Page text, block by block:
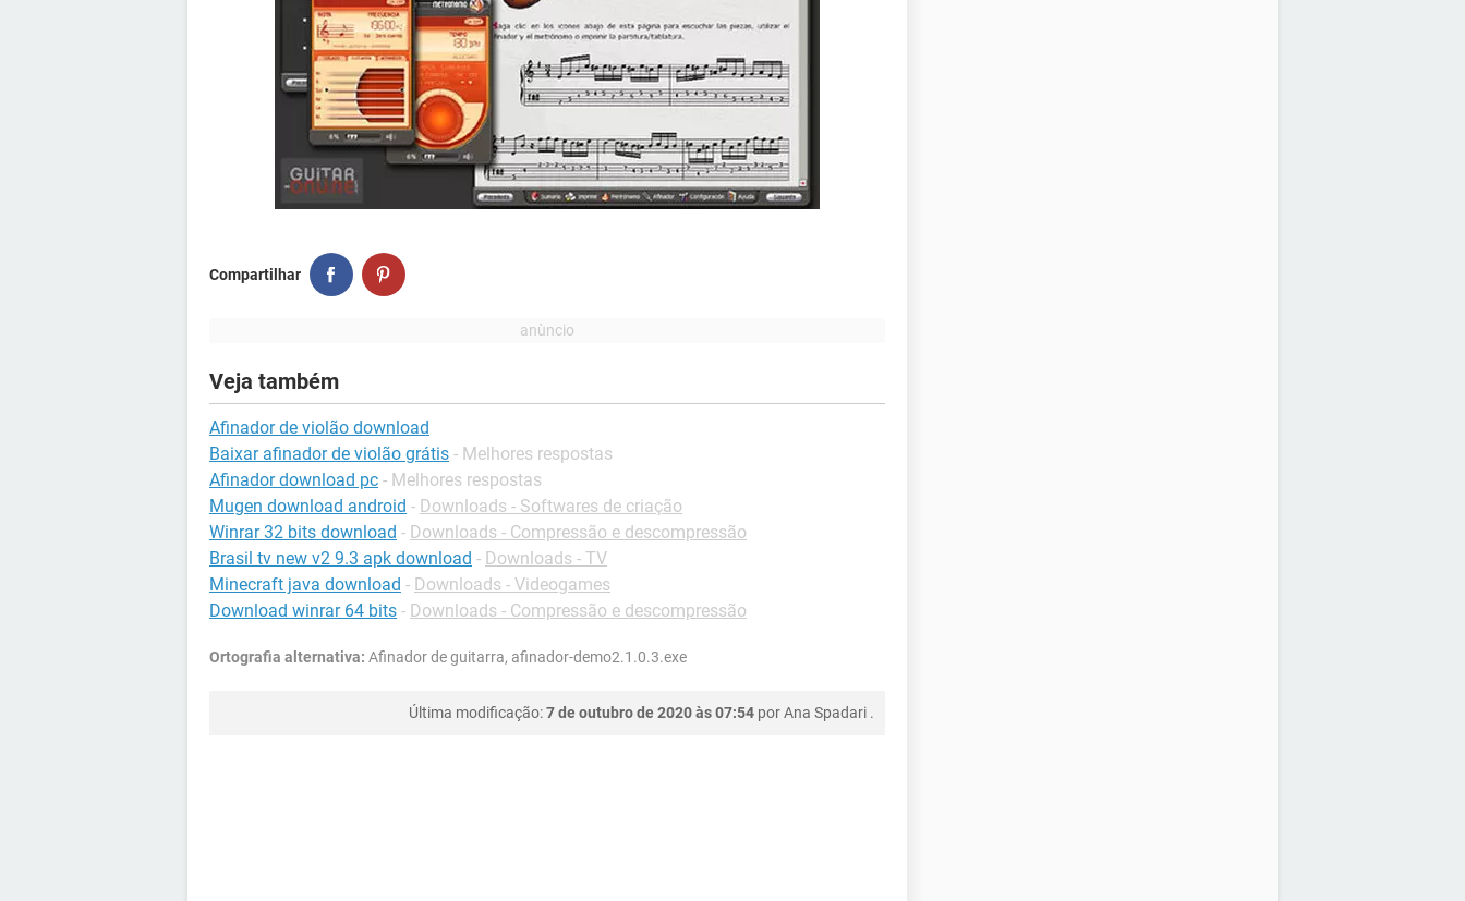
Compartilhar
Veja também
Afinador de violão download
Baixar afinador de violão grátis - Melhores respostas
Afinador download pc - Melhores respostas
Mugen download android - Downloads - Softwares de criação
Winrar 32 bits download - Downloads - Compressão e descompressão
Brasil tv new v2 9.3 apk download - Downloads - TV
Minecraft java download - Downloads - Videogames
Download winrar 64 bits - Downloads - Compressão e descompressão
Ortografia alternativa: Afinador de guitarra, afinador-demo2.1.0.3.exe
Última modificação:7 de outubro de 2020 às 07:54 porAna Spadari .